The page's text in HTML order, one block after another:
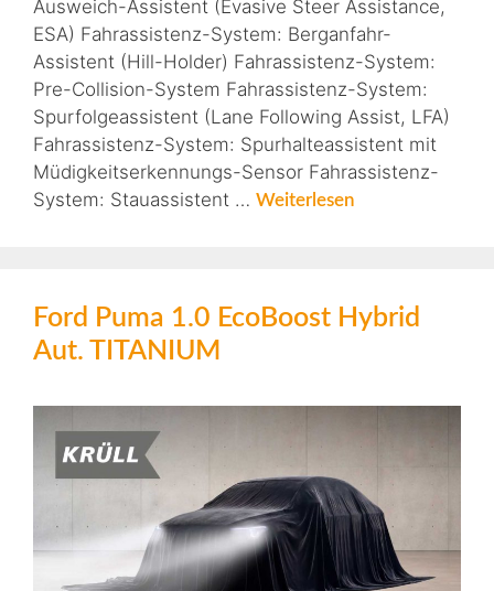
Ausweich-Assistent (Evasive Steer Assistance,
ESA) Fahrassistenz-System: Berganfahr-
Assistent (Hill-Holder) Fahrassistenz-System:
Pre-Collision-System Fahrassistenz-System:
Spurfolgeassistent (Lane Following Assist, LFA)
Fahrassistenz-System: Spurhalteassistent mit
Müdigkeitserkennungs-Sensor Fahrassistenz-
System: Stauassistent … Weiterlesen
Ford Puma 1.0 EcoBoost Hybrid
Aut. TITANIUM